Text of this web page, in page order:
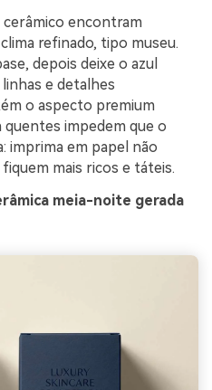
encontram
refinado, tipo museu.
depois deixe o azul
e detalhes
o aspecto premium
impedem que o
imprima em papel não
mais ricos e táteis.
meia-noite gerada